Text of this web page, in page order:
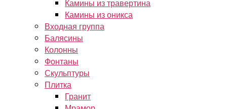
Камины из травертина
Камины из оникса
Входная группа
Балясины
Колонны
Фонтаны
Скульптуры
Плитка
Гранит